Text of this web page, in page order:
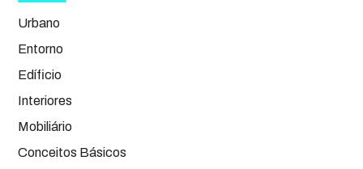
Urbano
Entorno
Edíficio
Interiores
Mobiliário
Conceitos Básicos